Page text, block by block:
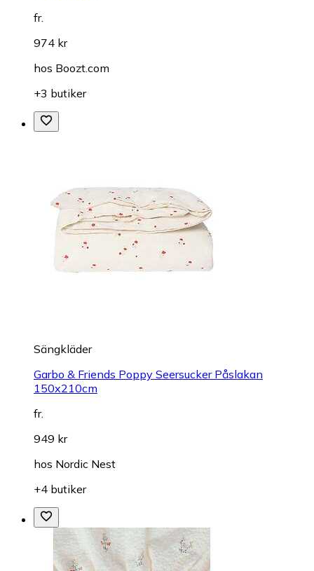
fr.
974 kr
hos Boozt.com
+3 butiker
Sängkläder
Garbo & Friends Poppy Seersucker Påslakan
150x210cm
fr.
949 kr
hos Nordic Nest
+4 butiker